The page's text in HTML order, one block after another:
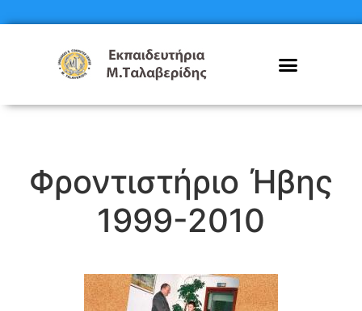
Φροντιστήριο Ήβης
1999-2010